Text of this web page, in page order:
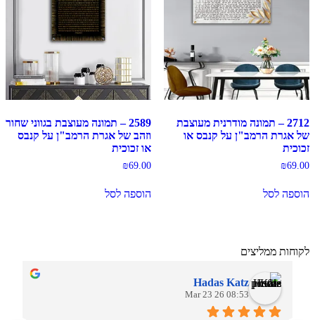
2712 – תמונה מודרנית מעוצבת
של אגרת הרמב"ן על קנבס או
זכוכית
₪69.00
הוספה לסל
2589 – תמונה מעוצבת בגווני שחור
וזהב של אגרת הרמב"ן על קנבס
או זכוכית
₪69.00
הוספה לסל
לקוחות ממליצים
Hadas Katz
08:53 26 Mar 23